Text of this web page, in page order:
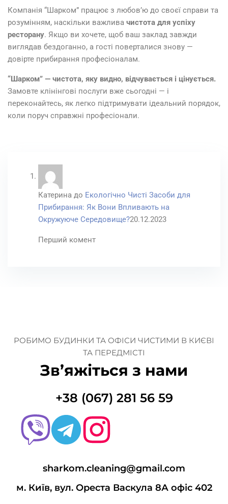
Компанія “Шарком” працює з любов’ю до своєї справи та
розумінням, наскільки важлива чистота для успіху
ресторану. Якщо ви хочете, щоб ваш заклад завжди
виглядав бездоганно, а гості поверталися знову —
довірте прибирання професіоналам.
“Шарком” — чистота, яку видно, відчувається і цінується.
Замовте клінінгові послуги вже сьогодні — і
переконайтесь, як легко підтримувати ідеальний порядок,
коли поруч справжні професіонали.
Катерина до Екологічно Чисті Засоби для
Прибирання: Як Вони Впливають на
Окружуюче Середовище?20.12.2023
Перший комент
РОБИМО БУДИНКИ ТА ОФІСИ ЧИСТИМИ В КИЄВІ
ТА ПЕРЕДМІСТІ
Зв’яжіться з нами
+38 (067) 281 56 59
sharkom.cleaning@gmail.com
м. Київ, вул. Ореста Васкула 8А офіс 402